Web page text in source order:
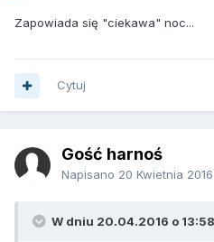
Zapowiada się "ciekawa" noc...
Cytuj
Gość harnoś
Napisano 20 Kwietnia 2016
W dniu 20.04.2016 o